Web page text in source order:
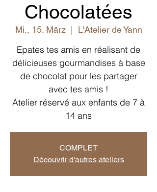
Chocolatées
Mi., 15. März
  |
L'Atelier de Yann
Epates tes amis en réalisant de
délicieuses gourmandises à base
de chocolat pour les partager
avec tes amis !
Atelier réservé aux enfants de 7 à
14 ans
COMPLET
Découvrir d'autres ateliers